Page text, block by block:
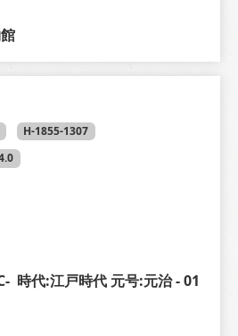
H-1855-1307
時代:江戸時代 元号:元治 - 01